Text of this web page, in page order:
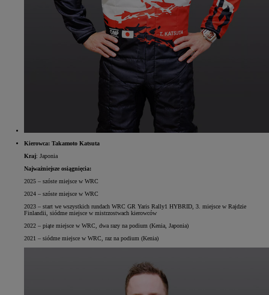
Kierowca: Takamoto Katsuta
Kraj: Japonia
Najważniejsze osiągnięcia:
2025 – szóste miejsce w WRC
2024 – szóste miejsce w WRC
2023 – start we wszystkich rundach WRC GR Yaris Rally1 HYBRID, 3. miejsce w Rajdzie
Finlandii, siódme miejsce w mistrzostwach kierowców
2022 – piąte miejsce w WRC, dwa razy na podium (Kenia, Japonia)
2021 – siódme miejsce w WRC, raz na podium (Kenia)